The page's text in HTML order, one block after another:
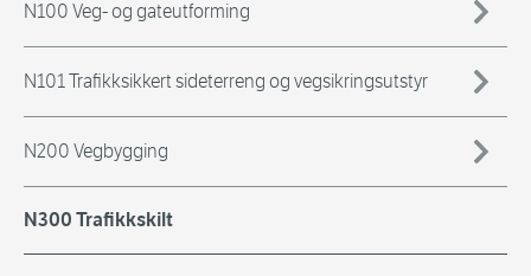
N100 Veg- og gateutforming
N101 Trafikksikkert sideterreng og vegsikringsutstyr
N200 Vegbygging
N300 Trafikkskilt